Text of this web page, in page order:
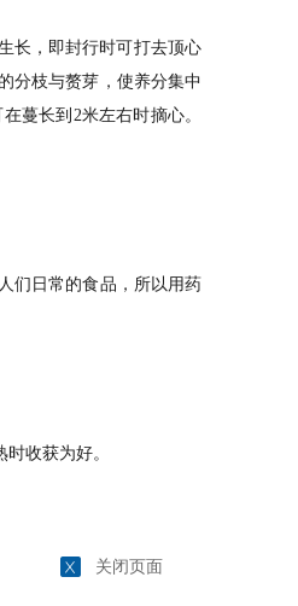
长，即封行时可打去顶心
分枝与赘芽，使养分集中
蔓长到2米左右时摘心。
们日常的食品，所以用药
收获为好。
关闭页面